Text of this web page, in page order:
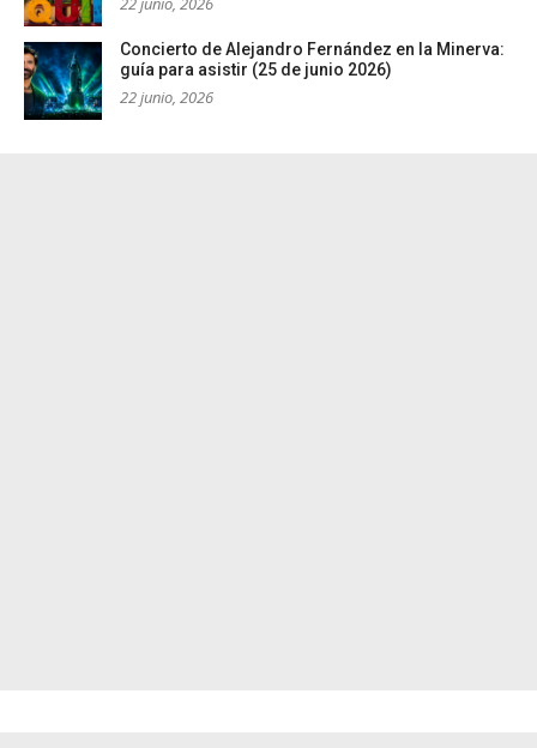
Concierto de Alejandro Fernández en la Minerva:
guía para asistir (25 de junio 2026)
22 junio, 2026